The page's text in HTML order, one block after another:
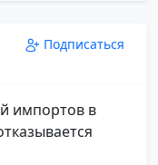
Подписаться
импортов в